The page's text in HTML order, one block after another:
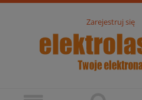
Zarejestruj się